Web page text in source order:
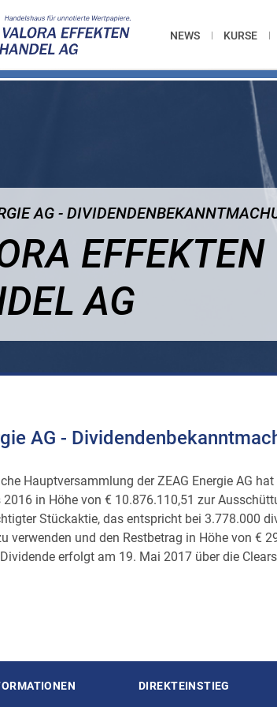
NEWS KURSE
AG -
EFFEKTEN
AG
AG -
Hauptversammlung der ZEAG Energie AG
in Höhe von € 10.876.110,51 zur
Stückaktie, das entspricht bei 3.778.000
verwenden und den Restbetrag in Höhe von €
erfolgt am 19. Mai 2017 über die
DIREKTEINSTIEG